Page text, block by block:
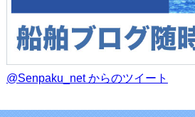
@Senpaku_net からのツイート